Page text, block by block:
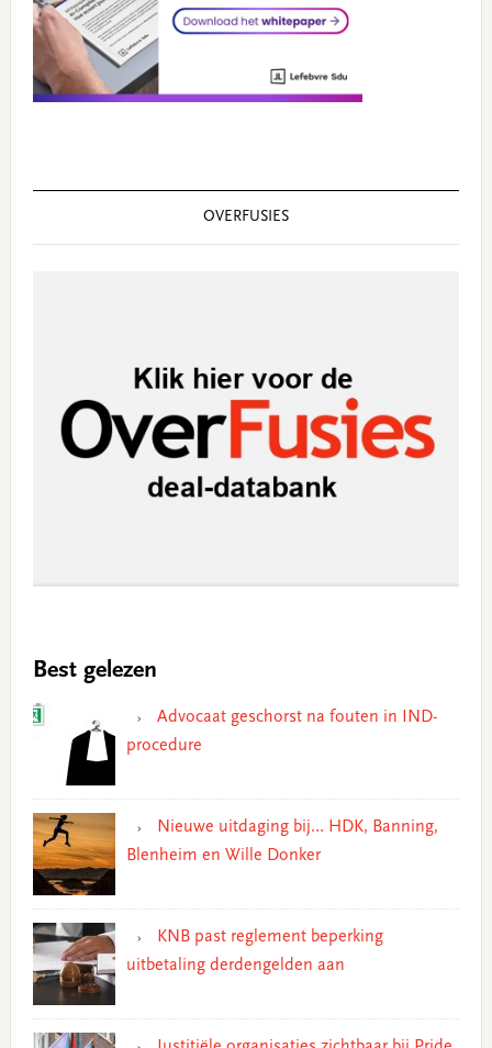
OVERFUSIES
Best gelezen
Advocaat geschorst na fouten in IND-
procedure
Nieuwe uitdaging bij… HDK, Banning,
Blenheim en Wille Donker
KNB past reglement beperking
uitbetaling derdengelden aan